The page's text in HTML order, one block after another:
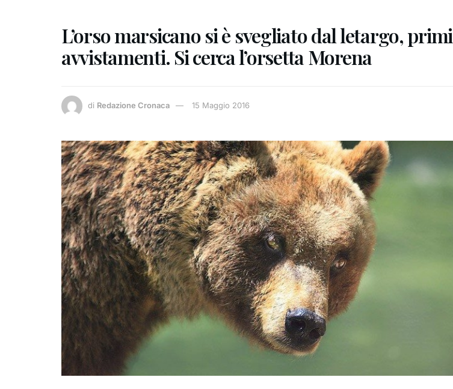
L’orso marsicano si è svegliato dal letargo, primi
avvistamenti. Si cerca l’orsetta Morena
di Redazione Cronaca 15 Maggio 2016